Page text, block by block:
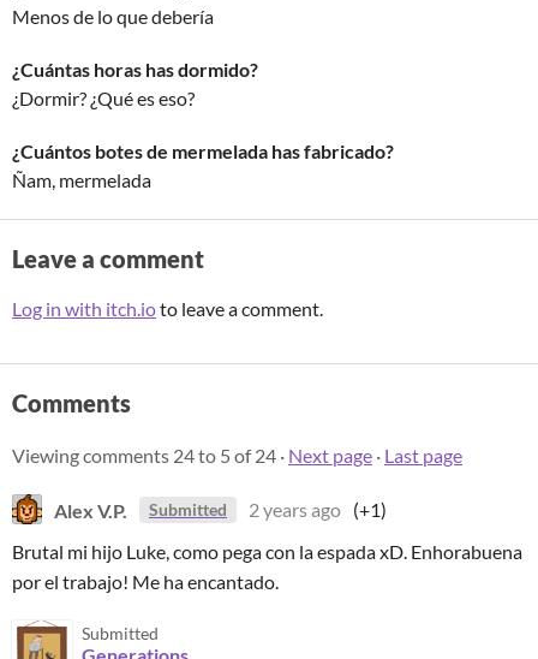
Menos de lo que debería
¿Cuántas horas has dormido?
¿Dormir? ¿Qué es eso?
¿Cuántos botes de mermelada has fabricado?
Ñam, mermelada
Leave a comment
Log in with itch.ioto leave a comment.
Comments
Viewing comments 24to 5 of 24 · Next page · Last page
Alex V.P. Submitted 2 years ago (+1)
Brutal mi hijo Luke, como pega con la espada xD. Enhorabuena
por el trabajo! Me ha encantado.
Submitted